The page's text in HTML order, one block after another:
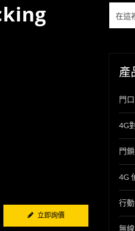
立即詢價
產
門
4G
門
4G
行
無